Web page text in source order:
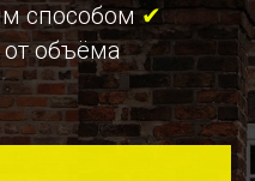
способом✔
объёма